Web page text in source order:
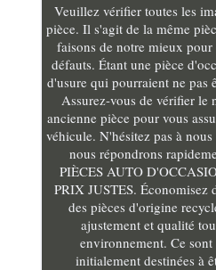
Veuillez vérifier toutes les
pièce. Il s'agit de la même
faisons de notre mieux
défauts. Étant une pièce
d'usure qui pourraient ne pas
Assurez-vous de vérifier le
ancienne pièce pour vous
véhicule. N'hésitez pas à
nous répondrons
PIÈCES AUTO
PRIX JUSTES. Économisez
des pièces d'origine
ajustement et qualité
environnement. Ce
initialement destinées à